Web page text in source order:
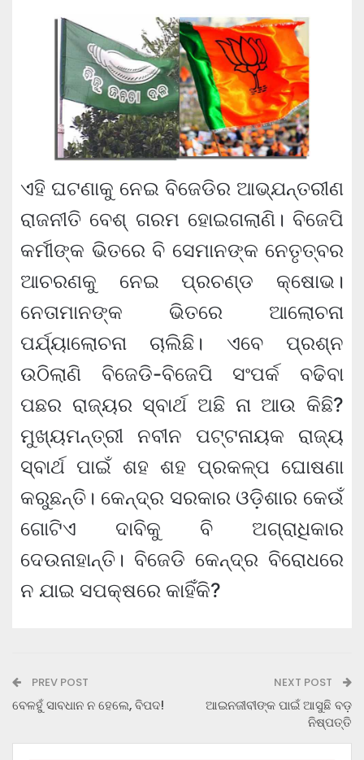
ଏହି ଘଟଣାକୁ ନେଇ ବିଜେଡିର ଆଭ୍ଯନ୍ତରୀଣ
ରାଜନୀତି ବେଶ୍ ଗରମ ହୋଇଗଲାଣି। ବିଜେପି
କର୍ମୀଙ୍କ ଭିତରେ ବି ସେମାନଙ୍କ ନେତୃତ୍ବର
ଆଚରଣକୁ ନେଇ ପ୍ରଚଣ୍ଡ କ୍ଷୋଭ।
ନେତାମାନଙ୍କ ଭିତରେ ଆଲୋଚନା
ପର୍ଯ୍ୟାଲୋଚନା ଚାଲିଛି। ଏବେ ପ୍ରଶ୍ନ
ଉଠିଲାଣି ବିଜେଡି-ବିଜେପି ସଂପର୍କ ବଢିବା
ପଛର ରାଜ୍ୟର ସ୍ବାର୍ଥ ଅଛି ନା ଆଉ କିଛି?
ମୁଖ୍ୟମନ୍ତ୍ରୀ ନବୀନ ପଟ୍ଟନାୟକ ରାଜ୍ୟ
ସ୍ବାର୍ଥ ପାଇଁ ଶହ ଶହ ପ୍ରକଳ୍ପ ଘୋଷଣା
କରୁଛନ୍ତି। କେନ୍ଦ୍ର ସରକାର ଓଡ଼ିଶାର କେଉଁ
ଗୋଟିଏ ଦାବିକୁ ବି ଅଗ୍ରାଧିକାର
ଦେଉନାହାନ୍ତି। ବିଜେଡି କେନ୍ଦ୍ର ବିରୋଧରେ
ନ ଯାଇ ସପକ୍ଷରେ କାହିଁକି?
PREV POST
ବେଳହୁଁ ସାବଧାନ ନ ହେଲେ, ବିପଦ!
NEXT POST
ଆଇନଜୀବୀଙ୍କ ପାଇଁ ଆସୁଛି ବଡ଼
ନିଷ୍ପତ୍ତି